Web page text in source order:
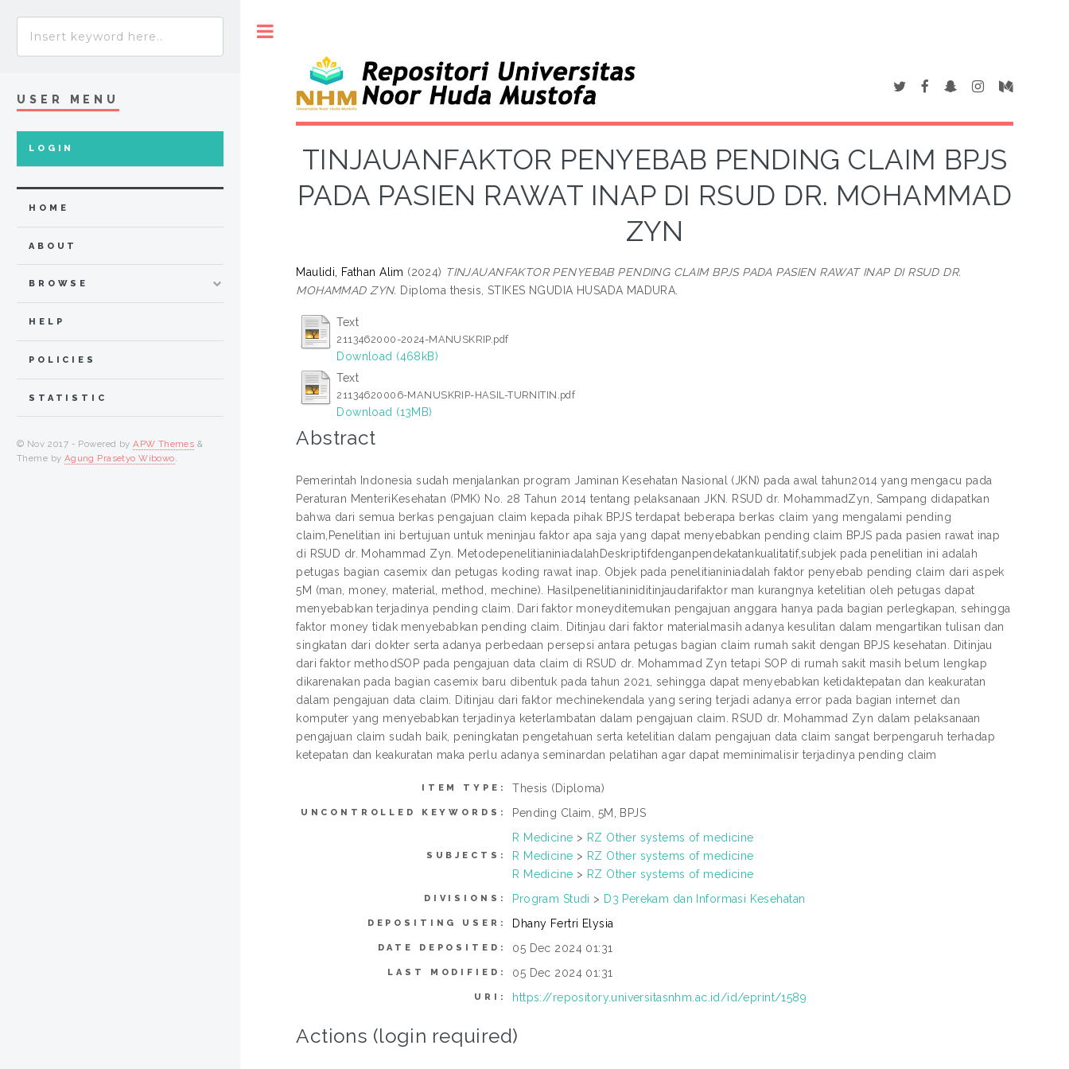
TINJAUANFAKTOR PENYEBAB PENDING CLAIM BPJS
PADA PASIEN RAWAT INAP DI RSUD DR. MOHAMMAD
ZYN
Maulidi, Fathan Alim (2024) TINJAUANFAKTOR PENYEBAB PENDING CLAIM BPJS PADA PASIEN RAWAT INAP DI RSUD DR.
MOHAMMAD ZYN. Diploma thesis, STIKES NGUDIA HUSADA MADURA.
Text
2113462000-2024-MANUSKRIP.pdf
Download (468kB)
Text
21134620006-MANUSKRIP-HASIL-TURNITIN.pdf
Download (13MB)
Abstract
Pemerintah Indonesia sudah menjalankan program Jaminan Kesehatan Nasional (JKN) pada awal tahun2014 yang mengacu pada
Peraturan MenteriKesehatan (PMK) No. 28 Tahun 2014 tentang pelaksanaan JKN. RSUD dr. MohammadZyn, Sampang didapatkan
bahwa dari semua berkas pengajuan claim kepada pihak BPJS terdapat beberapa berkas claim yang mengalami pending
claim,Penelitian ini bertujuan untuk meninjau faktor apa saja yang dapat menyebabkan pending claim BPJS pada pasien rawat inap
di RSUD dr. Mohammad Zyn. MetodepenelitianiniadalahDeskriptifdenganpendekatankualitatif,subjek pada penelitian ini adalah
petugas bagian casemix dan petugas koding rawat inap. Objek pada penelitianiniadalah faktor penyebab pending claim dari aspek
5M (man, money, material, method, mechine). Hasilpenelitianiniditinjaudarifaktor man kurangnya ketelitian oleh petugas dapat
menyebabkan terjadinya pending claim. Dari faktor moneyditemukan pengajuan anggara hanya pada bagian perlegkapan, sehingga
faktor money tidak menyebabkan pending claim. Ditinjau dari faktor materialmasih adanya kesulitan dalam mengartikan tulisan dan
singkatan dari dokter serta adanya perbedaan persepsi antara petugas bagian claim rumah sakit dengan BPJS kesehatan. Ditinjau
dari faktor methodSOP pada pengajuan data claim di RSUD dr. Mohammad Zyn tetapi SOP di rumah sakit masih belum lengkap
dikarenakan pada bagian casemix baru dibentuk pada tahun 2021, sehingga dapat menyebabkan ketidaktepatan dan keakuratan
dalam pengajuan data claim. Ditinjau dari faktor mechinekendala yang sering terjadi adanya error pada bagian internet dan
komputer yang menyebabkan terjadinya keterlambatan dalam pengajuan claim. RSUD dr. Mohammad Zyn dalam pelaksanaan
pengajuan claim sudah baik, peningkatan pengetahuan serta ketelitian dalam pengajuan data claim sangat berpengaruh terhadap
ketepatan dan keakuratan maka perlu adanya seminardan pelatihan agar dapat meminimalisir terjadinya pending claim
ITEM TYPE: Thesis (Diploma)
UNCONTROLLED KEYWORDS: Pending Claim, 5M, BPJS
SUBJECTS:
R Medicine > RZ Other systems of medicine
R Medicine > RZ Other systems of medicine
R Medicine > RZ Other systems of medicine
DIVISIONS: Program Studi > D3 Perekam dan Informasi Kesehatan
DEPOSITING USER: Dhany Fertri Elysia
DATE DEPOSITED: 05 Dec 2024 01:31
LAST MODIFIED: 05 Dec 2024 01:31
URI: https://repository.universitasnhm.ac.id/id/eprint/1589
Actions (login required)
USER MENU
LOGIN
HOME
ABOUT
BROWSE
HELP
POLICIES
STATISTIC
© Nov 2017 - Powered byAPW Themes &
Theme by Agung Prasetyo Wibowo.